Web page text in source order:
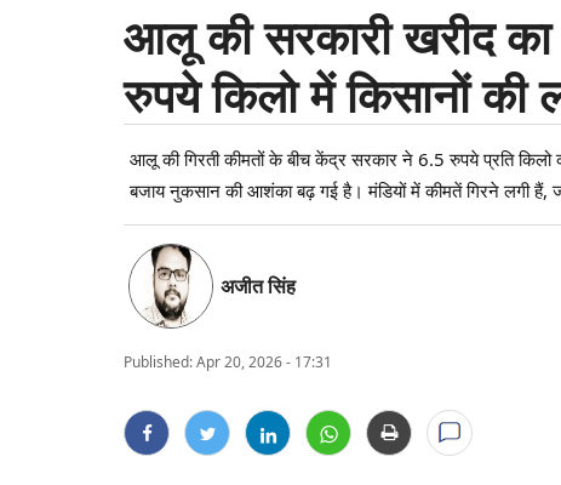
आलू की सरकारी खरीद का
रुपये किलो में किसानों की
आलू की गिरती कीमतों के बीच केंद्र सरकार ने 6.5 रुपये प्रति
बजाय नुकसान की आशंका बढ़ गई है। मंडियों में कीमतें गिरने लगी हैं,
अजीत सिंह
Published:Apr 20, 2026 - 17:31